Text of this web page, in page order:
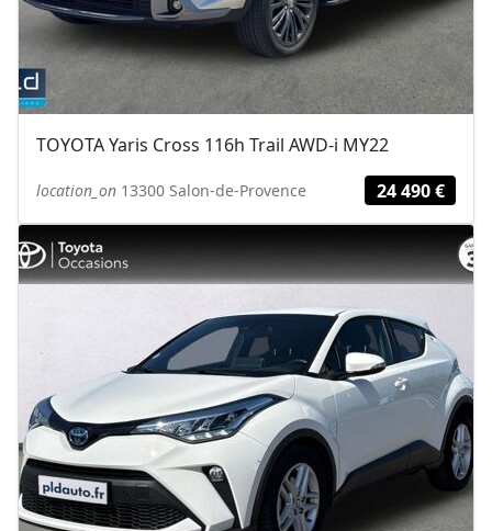
TOYOTA Yaris Cross 116h Trail AWD-i MY22
location_on 13300 Salon-de-Provence 24 490 €